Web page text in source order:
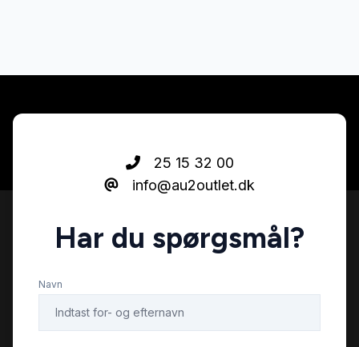
Sædevarme
USB tilslutning
25 15 32 00
info@au2outlet.dk
Har du spørgsmål?
Navn